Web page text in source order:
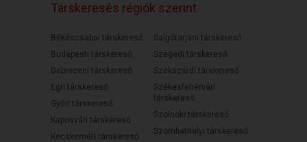
Társkeresés régiók szerint
Békéscsabai társkereső
Budapesti társkereső
Debreceni társkereső
Egri társkereső
Győri társkereső
Kaposvári társkereső
Kecskeméti társkereső
Salgótarjáni társkereső
Szegedi társkereső
Szekszárdi társkereső
Székesfehérvári
társkereső
Szolnoki társkereső
Szombathelyi társkereső